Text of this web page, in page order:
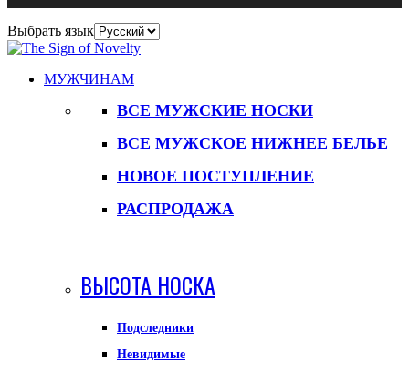
Выбрать язык
МУЖЧИНАМ
ВСЕ МУЖСКИЕ НОСКИ
ВСЕ МУЖСКОЕ НИЖНЕЕ БЕЛЬЕ
НОВОЕ ПОСТУПЛЕНИЕ
РАСПРОДАЖА
ВЫСОТА НОСКА
Подследники
Невидимые